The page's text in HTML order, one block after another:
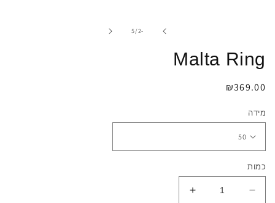
-2
/
מתוך
5
Malta Ring
מחיר
₪369.00
מידה
כמות
הפחתת
הגדלת